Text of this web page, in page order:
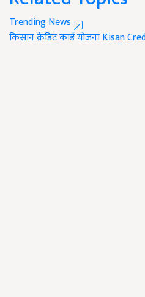
Trending News
किसान क्रेडिट कार्ड योजनाKisan